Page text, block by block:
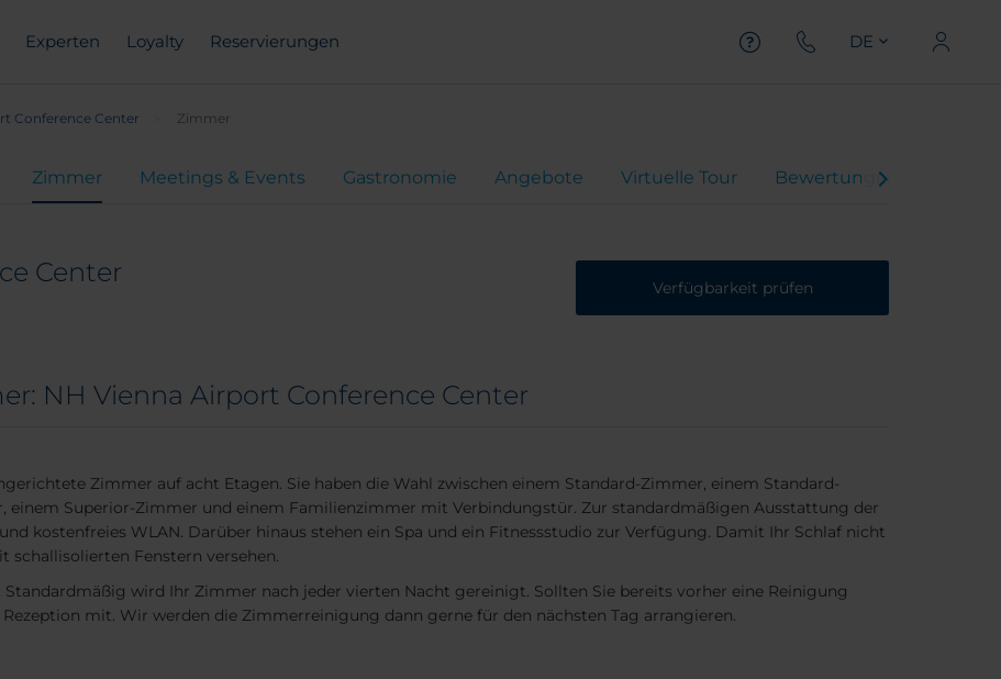
Experten Loyalty Reservierungen DE
Conference Center Zimmer
Zimmer Meetings & Events Gastronomie Angebote Virtuelle Tour Bewertungen
Center Verfügbarkeit prüfen
NH Vienna Airport Conference Center
Zimmer auf acht Etagen. Sie haben die Wahl zwischen einem Standard-Zimmer, einem Standard-
Superior-Zimmer und einem Familienzimmer mit Verbindungstür. Zur standardmäßigen Ausstattung der
kostenfreies WLAN. Darüber hinaus stehen ein Spa und ein Fitnessstudio zur Verfügung. Damit Ihr Schlaf nicht
Fenstern versehen.
wird Ihr Zimmer nach jeder vierten Nacht gereinigt. Sollten Sie bereits vorher eine Reinigung
mit. Wir werden die Zimmerreinigung dann gerne für den nächsten Tag arrangieren.